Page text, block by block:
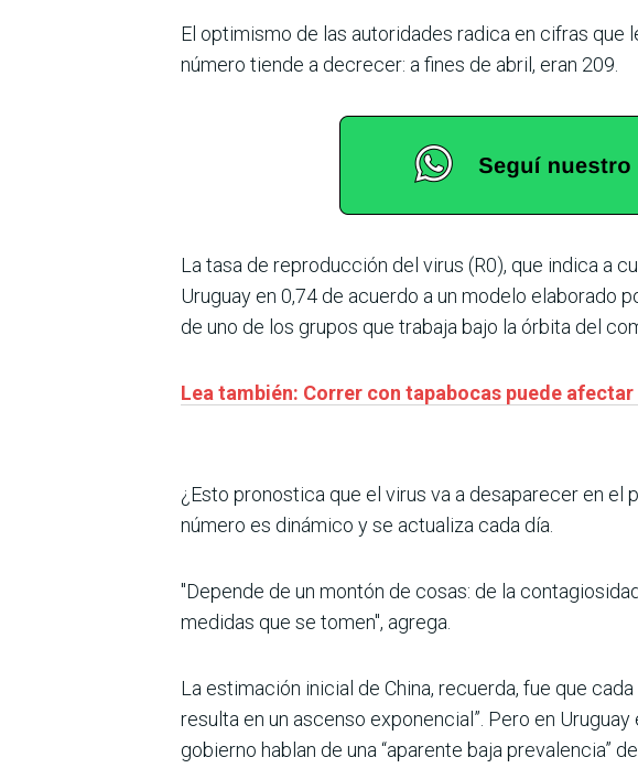
El optimismo de las autoridades radica en cifras que
número tiende a decrecer: a fines de abril, eran 209.
La tasa de reproducción del virus (R0), que indica a
Uruguay en 0,74 de acuerdo a un modelo elaborado
de uno de los grupos que trabaja bajo la órbita del
Lea también: Correr con tapabocas puede
¿Esto pronostica que el virus va a desaparecer en el
número es dinámico y se actualiza cada día.
"Depende de un montón de cosas: de la
medidas que se tomen", agrega.
La estimación inicial de China, recuerda, fue que
resulta en un ascenso exponencial”. Pero en
gobierno hablan de una “aparente baja prevalencia”